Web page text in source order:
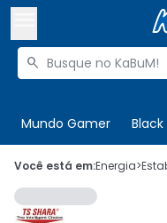
Buscar produtos

Mundo Gamer Black
 Olá. Acesse
 Departamentos
Você está em:Energia>